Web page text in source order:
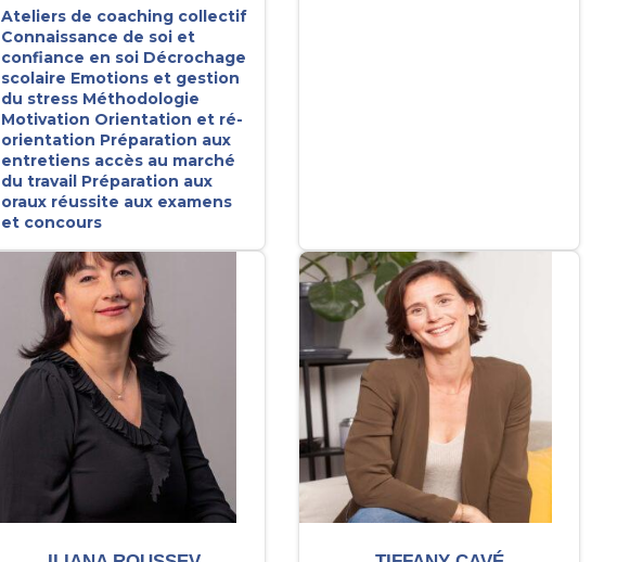
Ateliers de coaching collectif
Connaissance de soi et
confiance en soi Décrochage
scolaire Emotions et gestion
du stress Méthodologie
Motivation Orientation et ré-
orientation Préparation aux
entretiens accès au marché
du travail Préparation aux
oraux réussite aux examens
et concours